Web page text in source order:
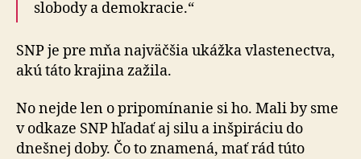
slobody a de­mo­kra­cie.“
SNP je pre mňa najväčšia ukážka vlastenectva,
akú táto krajina zažila.
No nejde len o pripomínanie si ho. Mali by sme
v odkaze SNP hľadať aj silu a inšpiráciu do
dnešnej doby. Čo to znamená, mať rád túto